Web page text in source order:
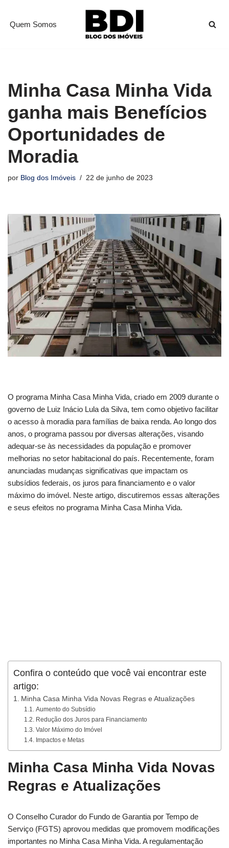
Pular
Quem Somos
Minha Casa Minha Vida
ganha mais Benefícios
Oportunidades de
Moradia
por Blog dos Imóveis 22 de junho de 2023
O programa Minha Casa Minha Vida, criado em 2009 durante o
governo de Luiz Inácio Lula da Silva, tem como objetivo facilitar
o acesso à moradia para famílias de baixa renda. Ao longo dos
anos, o programa passou por diversas alterações, visando
adequar-se às necessidades da população e promover
melhorias no setor habitacional do país. Recentemente, foram
anunciadas mudanças significativas que impactam os
subsídios federais, os juros para financiamento e o valor
máximo do imóvel. Neste artigo, discutiremos essas alterações
e seus efeitos no programa Minha Casa Minha Vida.
Confira o conteúdo que você vai encontrar este
artigo:
Minha Casa Minha Vida Novas Regras e Atualizações
Aumento do Subsídio
Redução dos Juros para Financiamento
Valor Máximo do Imóvel
Impactos e Metas
Minha Casa Minha Vida Novas
Regras e Atualizações
O Conselho Curador do Fundo de Garantia por Tempo de
Serviço (FGTS) aprovou medidas que promovem modificações
importantes no Minha Casa Minha Vida. A regulamentação